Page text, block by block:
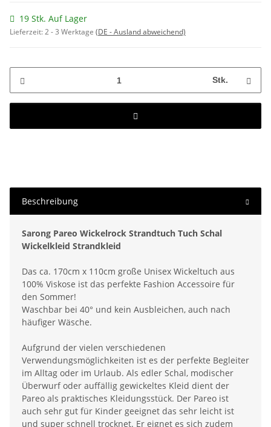
19 Stk. Auf Lager
Lieferzeit:2 - 3 Werktage (DE - Ausland abweichend)
Stk.
Beschreibung
Sarong Pareo Wickelrock Strandtuch Tuch Schal
Wickelkleid Strandkleid
Das ca. 170cm x 110cm große Unisex Wickeltuch aus
100% Viskose ist das perfekte Fashion Accessoire für
den Sommer!
Waschbar bei 40° und kein Ausbleichen, auch nach
häufiger Wäsche.
Aufgrund der vielen verschiedenen
Verwendungsmöglichkeiten ist es der perfekte Begleiter
im Alltag oder im Urlaub. Als edler Schal, modischer
Überwurf oder auffällig gewickeltes Kleid dient der
Pareo als praktisches Kleidungsstück. Der Pareo ist
auch sehr gut für Kinder geeignet das sehr leicht ist
und super schnell trocknet. Er eignet es sich zudem